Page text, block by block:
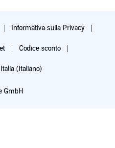
Informativa sulla Privacy
Codice sconto
Italia (Italiano)
GmbH